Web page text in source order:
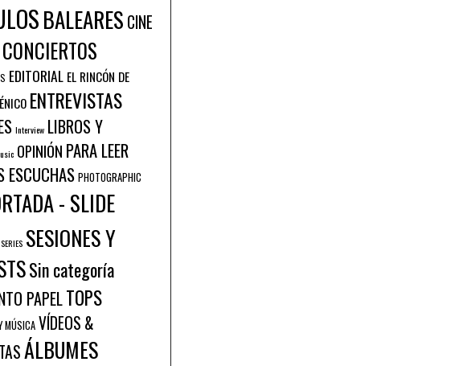
BALEARES CINE
CONCIERTOS
EDITORIAL EL RINCÓN DE
ENTREVISTAS
Interview LIBROS Y
OPINIÓN PARA LEER
ESCUCHAS PHOTOGRAPHIC
- SLIDE
SERIES SESIONES Y
Sin categoría
PAPELTOPS
MÚSICA VÍDEOS &
ÁLBUMES